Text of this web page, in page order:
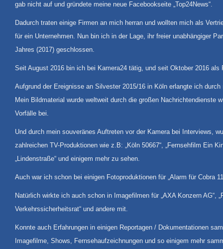
gab nicht auf und gründete meine neue Facebookseite „Top24News“.
Dadurch traten einige Firmen an mich herran und wollten mich als
für ein Unternehmen. Nun bin ich in der Lage, ihr freier unabhängiger
Jahres (2017) geschlossen.
Seit August 2016 bin ich bei Kamera24 tätig, und seit Oktober 2016
Aufgrund der Ereignisse an Silvester 2015/16 in Köln erlangte ich
Mein Bildmaterial wurde weltweit durch die großen Nachrichtendienste
Vorfälle bei.
Und durch mein souveränes Auftreten vor der Kamera bei Interviews,
zahlreichen TV-Produktionen wie z.B: „Köln 50667“, „Fernsehfilm Ein
„Lindenstraße“ und einigem mehr zu sehen.
Auch war ich schon bei einigen Fotoproduktionen für „Alarm für Cobra
Natürlich wirkte ich auch schon in Imagefilmen für „AXA Konzern AG“,
Verkehrssicherheitsrat“ und andere mit.
Konnte auch Erfahrungen in einigen Reportagen / Dokumentationen
Imagefilme, Shows, Fernsehaufzeichnungen und so einigem mehr